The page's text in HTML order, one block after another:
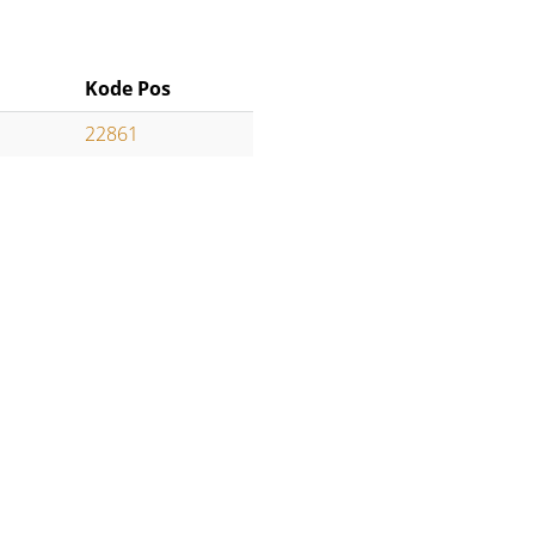
Kode Pos
22861